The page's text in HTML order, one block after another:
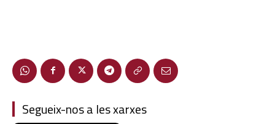
Segueix-nos a les xarxes